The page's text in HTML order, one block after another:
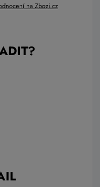
na Zbozi.cz